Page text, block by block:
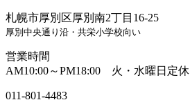
札幌市厚別区厚別南2丁目16-25
厚別中央通り沿・共栄小学校向い
営業時間
AM10:00～PM18:00 火・水曜日定休
011-801-4483